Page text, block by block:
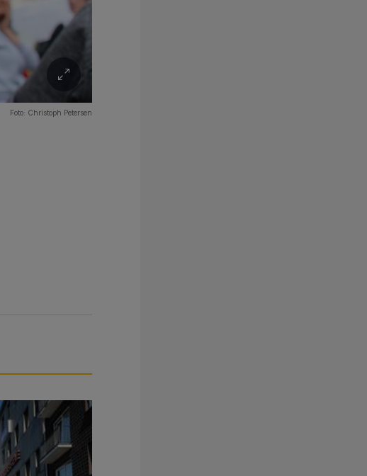
Foto: Christoph Petersen